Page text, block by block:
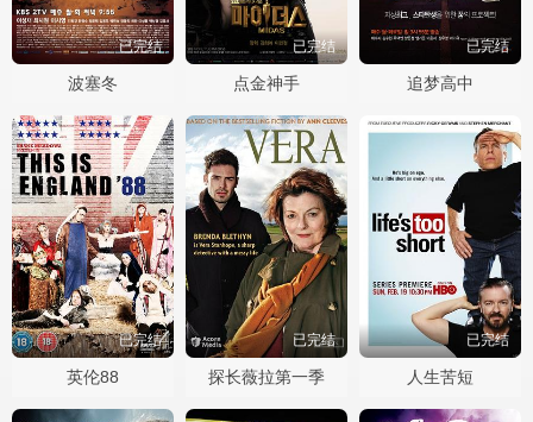
已完结
波塞冬
已完结
点金神手
已完结
追梦高中
已完结
英伦88
已完结
探长薇拉第一季
已完结
人生苦短